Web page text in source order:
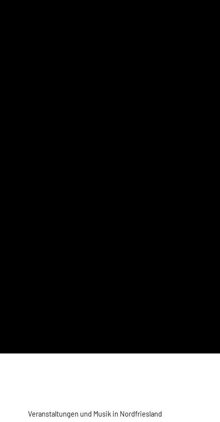
Veranstaltungen und Musik in Nordfriesland